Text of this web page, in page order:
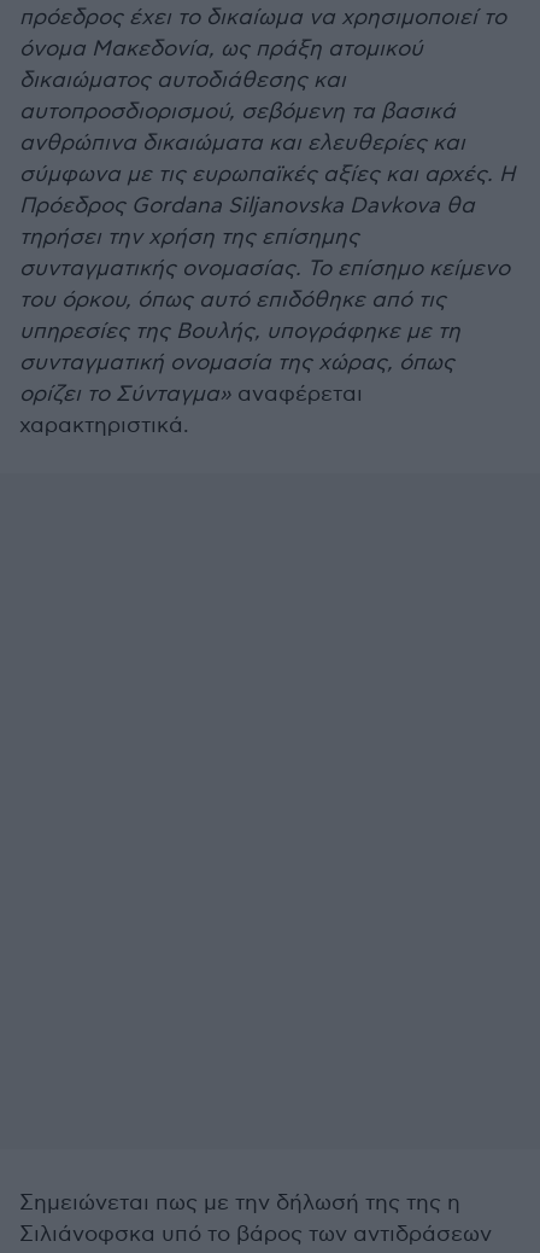
πρόεδρος έχει το δικαίωμα να χρησιμοποιεί το
όνομα Μακεδονία, ως πράξη ατομικού
δικαιώματος αυτοδιάθεσης και
αυτοπροσδιορισμού, σεβόμενη τα βασικά
ανθρώπινα δικαιώματα και ελευθερίες και
σύμφωνα με τις ευρωπαϊκές αξίες και αρχές. Η
Πρόεδρος Gordana Siljanovska Davkova θα
τηρήσει την χρήση της επίσημης
συνταγματικής ονομασίας. Το επίσημο κείμενο
του όρκου, όπως αυτό επιδόθηκε από τις
υπηρεσίες της Βουλής, υπογράφηκε με τη
συνταγματική ονομασία της χώρας, όπως
ορίζει το Σύνταγμα» αναφέρεται
χαρακτηριστικά.
Σημειώνεται πως με την δήλωσή της της η
Σιλιάνοφσκα υπό το βάρος των αντιδράσεων